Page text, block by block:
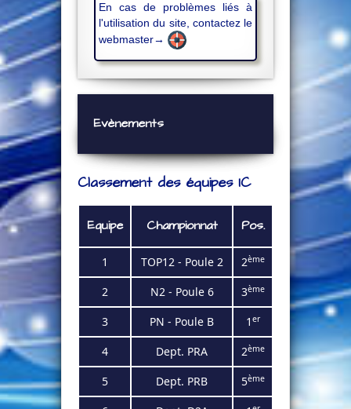
En cas de problèmes liés à
l'utilisation du site, contactez le
webmaster→
Evènements
Classement des équipes IC
Equipe Championnat Pos.
1 TOP12 - Poule 2 2ème
2 N2 - Poule 6 3ème
3 PN - Poule B 1 er
4 Dept. PRA 2ème
5 Dept. PRB 5ème